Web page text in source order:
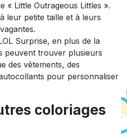
« Little Outrageous Littles ».
leur petite taille et à leurs
Surprise, en plus de la
peuvent trouver plusieurs
des vêtements, des
pour personnaliser
coloriages